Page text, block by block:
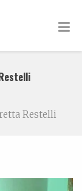
Restelli